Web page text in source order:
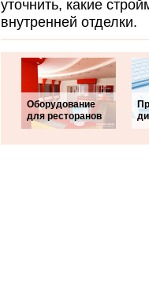
уточнить, какие
внутренней отделки.
Оборудование
для ресторанов